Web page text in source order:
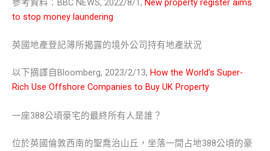
參考資料：BBC NEWS, 2022/8/1, New property register aims
to stop money laundering
英國地產登記簿所揭露的境外公司持有地產狀況
以下摘譯自Bloomberg, 2023/2/13, How the World’s Super-
Rich Use Offshore Companies to Buy UK Property
一座388公頃豪宅的最終所有人是誰？
位於英國倫敦西南的聖喬治山丘，坐落一間占地388公頃的豪